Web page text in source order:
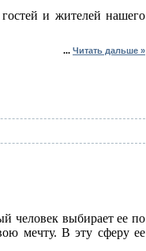
и жителей нашего
... Читать дальше »
человек выбирает ее по
мечту. В эту сферу ее